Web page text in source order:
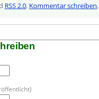
RSS 2.0, Kommentar schreiben,